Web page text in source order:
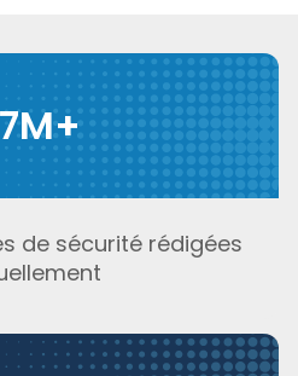
de sécurité rédigées